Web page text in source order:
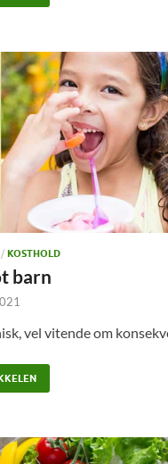
/ KOSTHOLD
barn
vel vitende om